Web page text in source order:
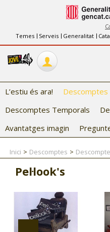
Temes
Serveis Generalitat
CJ
CJ
CJ
L’estiu és ara! Descomptes
Descomptes Temporals
Avantatges imagin
Inici Descomptes
Pel·look's